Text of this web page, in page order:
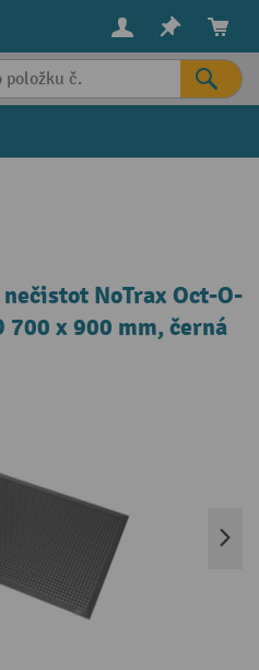
NoTrax Oct-O-
x 900 mm, černá